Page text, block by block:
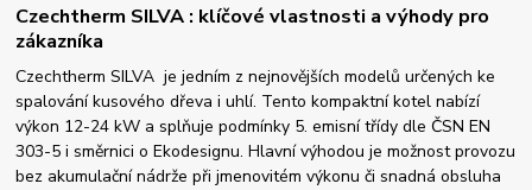
Czechtherm SILVA : klíčové vlastnosti a výhody pro
zákazníka
Czechtherm SILVA je jedním z nejnovějších modelů určených ke
spalování kusového dřeva i uhlí. Tento kompaktní kotel nabízí
výkon 12-24 kW a splňuje podmínky 5. emisní třídy dle ČSN EN
303-5 i směrnici o Ekodesignu. Hlavní výhodou je možnost provozu
bez akumulační nádrže při jmenovitém výkonu či snadná obsluha